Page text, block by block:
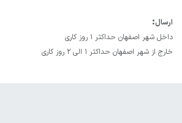
ارسال:
داخل شهر اصفهان حداکثر 1 روز کاری
خارج از شهر اصفهان حداکثر 1 الی 2 روز کاری